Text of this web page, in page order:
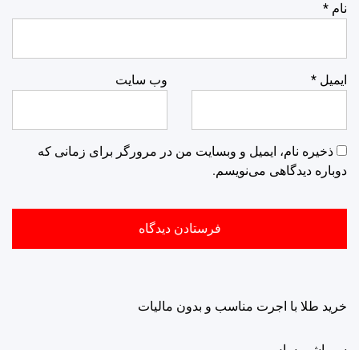
نام *
ایمیل * وب‌ سایت
ذخیره نام، ایمیل و وبسایت من در مرورگر برای زمانی که
دوباره دیدگاهی می‌نویسم.
خرید طلا با اجرت مناسب و بدون مالیات